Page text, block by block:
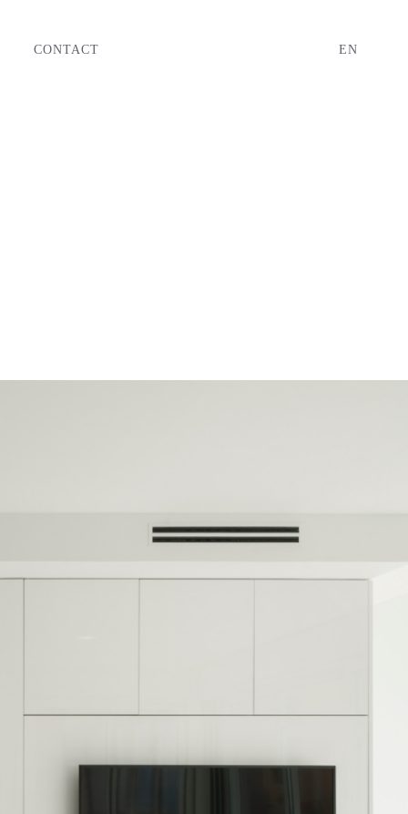
CONTACT EN